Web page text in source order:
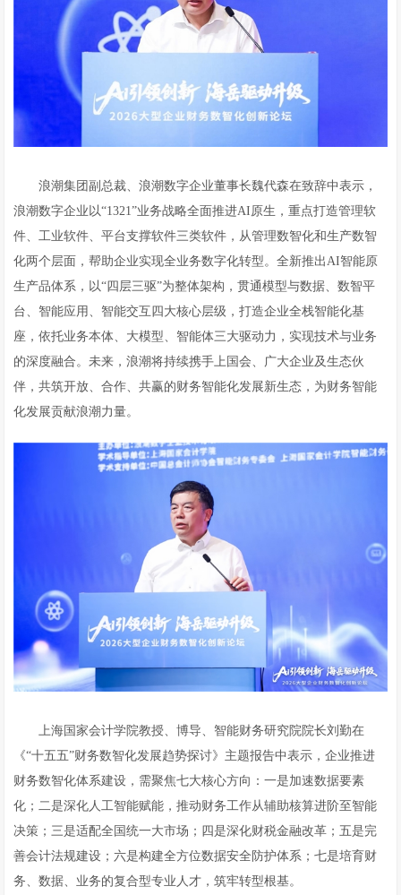
浪潮集团副总裁、浪潮数字企业董事长魏代森在致辞中表示，
浪潮数字企业以“1321”业务战略全面推进AI原生，重点打造管理软
件、工业软件、平台支撑软件三类软件，从管理数智化和生产数智
化两个层面，帮助企业实现全业务数字化转型。全新推出AI智能原
生产品体系，以“四层三驱”为整体架构，贯通模型与数据、数智平
台、智能应用、智能交互四大核心层级，打造企业全栈智能化基
座，依托业务本体、大模型、智能体三大驱动力，实现技术与业务
的深度融合。未来，浪潮将持续携手上国会、广大企业及生态伙
伴，共筑开放、合作、共赢的财务智能化发展新生态，为财务智能
化发展贡献浪潮力量。
上海国家会计学院教授、博导、智能财务研究院院长刘勤在
《“十五五”财务数智化发展趋势探讨》主题报告中表示，企业推进
财务数智化体系建设，需聚焦七大核心方向：一是加速数据要素
化；二是深化人工智能赋能，推动财务工作从辅助核算进阶至智能
决策；三是适配全国统一大市场；四是深化财税金融改革；五是完
善会计法规建设；六是构建全方位数据安全防护体系；七是培育财
务、数据、业务的复合型专业人才，筑牢转型根基。